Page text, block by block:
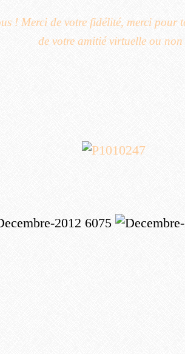
! Merci de votre fidélité, merci pour
de votre amitié virtuelle ou